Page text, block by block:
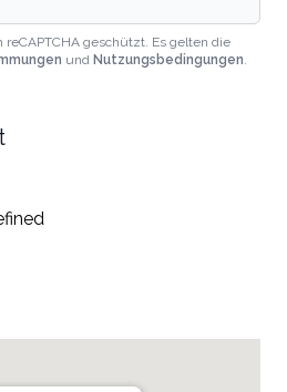
reCAPTCHA geschützt. Es gelten die
und Nutzungsbedingungen.